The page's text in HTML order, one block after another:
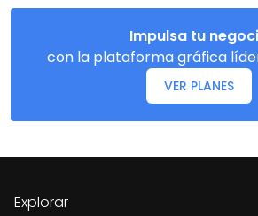
Impulsa tu
con la plataforma gráfica
VER PLANES
Explorar